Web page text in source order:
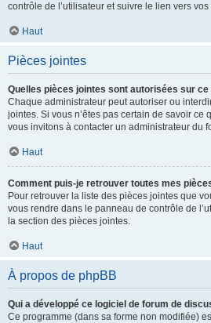
contrôle de l’utilisateur et suivre le lien vers
Haut
Pièces jointes
Quelles pièces jointes sont autorisées sur ce
Chaque administrateur peut autoriser ou
jointes. Si vous n’êtes pas certain de savoir ce
vous invitons à contacter un administrateur du
Haut
Comment puis-je retrouver toutes mes
Pour retrouver la liste des pièces jointes que
vous rendre dans le panneau de contrôle de
la section des pièces jointes.
Haut
À propos de phpBB
Qui a développé ce logiciel de forum de
Ce programme (dans sa forme non modifiée)